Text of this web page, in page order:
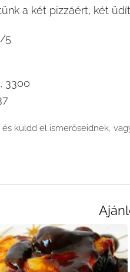
a két pizzáért, két
5
3300
küldd el ismerőseidnek,